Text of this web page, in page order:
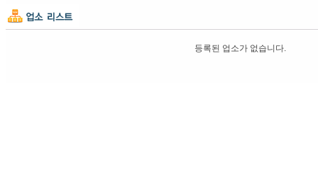
등록된 업소가 없습니다.